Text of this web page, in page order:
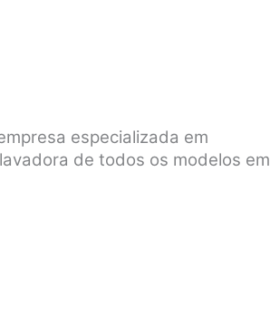
especializada em
de todos os modelos em